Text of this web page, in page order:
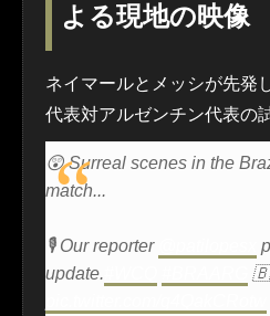
よる現地の映像
ネイマールとメッシが先発
代表対アルゼンチン代表の
😲 Surreal scenes in the
match...
🎙️ Our reporter
update.